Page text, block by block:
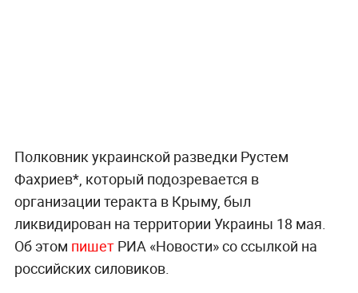
Полковник украинской разведки Рустем
Фахриев*, который подозревается в
организации теракта в Крыму, был
ликвидирован на территории Украины 18 мая.
Об этом пишетРИА «Новости» со ссылкой на
российских силовиков.